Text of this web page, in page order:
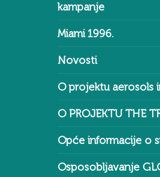
kampanje
Miami 1996.
Novosti
O projektu aerosols
O PROJEKTU THE
Opće informacije o
Osposobljavanje